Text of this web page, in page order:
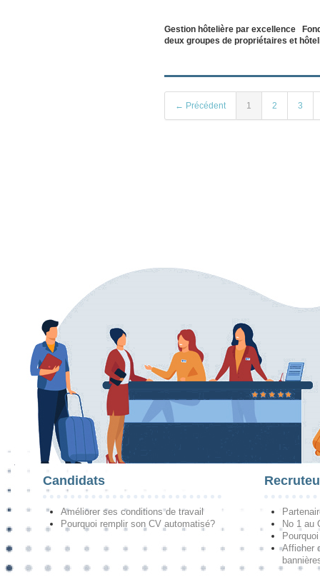
Gestion hôtelière par excellence
deux groupes de propriétaires et
← Précédent 1 2 3
Candidats
Améliorer ses conditions de travail
Pourquoi remplir son CV automatisé?
No 1 au
Afficher